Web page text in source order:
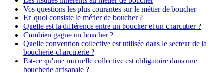
Vos questions les plus courantes sur le métier de boucher
En quoi consiste le métier de boucher ?
Quelle est la différence entre un boucher et un charcutier ?
Combien gagne un boucher ?
Quelle convention collective est utilisée dans le secteur de la
boucherie-charcuterie ?
Est-ce qu'une mutuelle collective est obligatoire dans une
boucherie artisanale ?